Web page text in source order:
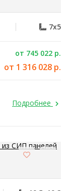
7x5
от 745 022 р.
от 1 316 028 р.
Подробнее